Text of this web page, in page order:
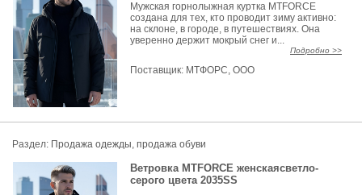
Мужская горнолыжная куртка MTFORCE
создана для тех, кто проводит зиму активно:
на склоне, в городе, в путешествиях. Она
уверенно держит мокрый снег и...
Подробно >>
Поставщик: МТФОРС, ООО
Раздел: Продажа одежды, продажа обуви
Ветровка MTFORCE женскаясветло-
серого цвета 2035SS